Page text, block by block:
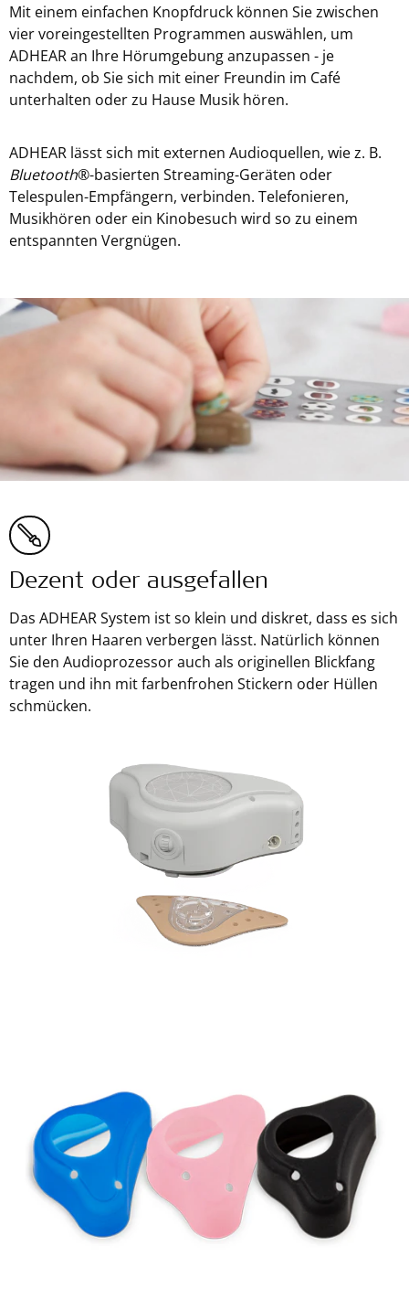
Mit einem einfachen Knopfdruck können Sie zwischen
vier voreingestellten Programmen auswählen, um
ADHEAR an Ihre Hörumgebung anzupassen - je
nachdem, ob Sie sich mit einer Freundin im Café
unterhalten oder zu Hause Musik hören.
ADHEAR lässt sich mit externen Audioquellen, wie z. B.
Bluetooth®-basierten Streaming-Geräten oder
Telespulen-Empfängern, verbinden. Telefonieren,
Musikhören oder ein Kinobesuch wird so zu einem
entspannten Vergnügen.
Dezent oder ausgefallen
Das ADHEAR System ist so klein und diskret, dass es sich
unter Ihren Haaren verbergen lässt. Natürlich können
Sie den Audioprozessor auch als originellen Blickfang
tragen und ihn mit farbenfrohen Stickern oder Hüllen
schmücken.